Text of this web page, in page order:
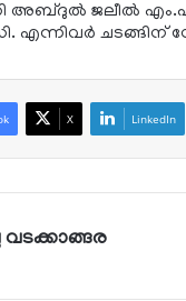
അബ്ദുൽ ജലീൽ
എന്നിവർ ചടങ്ങിന്
X LinkedIn